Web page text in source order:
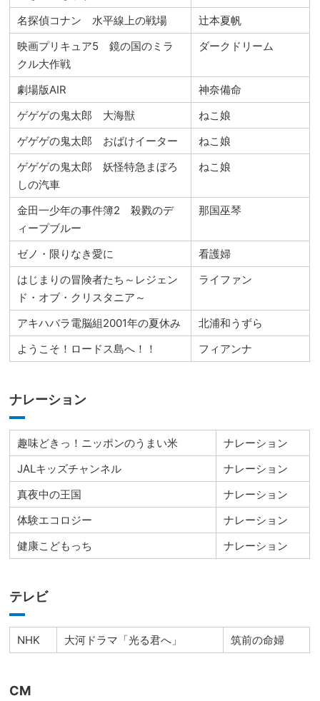
名探偵コナン 水平線上の戦場
辻本夏帆
映画プリキュア5 鏡の国のミラ
クル大作戦
ダークドリーム
劇場版AIR
神奈備命
ゲゲゲの鬼太郎 大海獣
ねこ娘
ゲゲゲの鬼太郎 おばけイーター
ねこ娘
ゲゲゲの鬼太郎 妖怪特急まぼろ
しの汽車
ねこ娘
金田一少年の事件簿2 殺戮のデ
ィープブルー
那国巫琴
ゼノ・限りなき愛に
看護婦
はじまりの冒険者たち～レジェン
ド・オブ・クリスタニア～
ライファン
アキハバラ電脳組2001年の夏休み
北浦和うずら
ようこそ！ロードス島へ！！
フィアンナ
ナレーション
趣味どきっ！ニッポンのうまい米
ナレーション
JALキッズチャンネル
ナレーション
真夜中の王国
ナレーション
体験エコロジー
ナレーション
健康こどもっち
ナレーション
テレビ
NHK 大河ドラマ「光る君へ」 筑前の命婦
CM